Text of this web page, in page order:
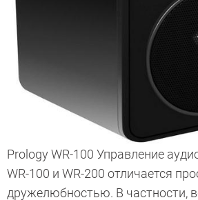
Prology WR-100 Управление
WR-100 и WR-200 отличается
дружелюбностью. В частности,